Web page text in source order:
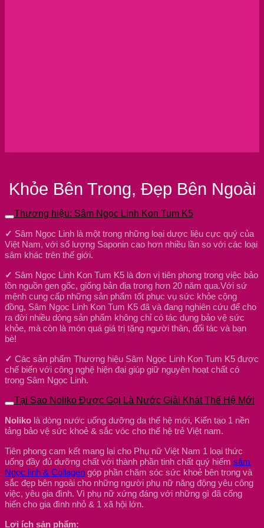
Khỏe Bên Trong, Đẹp Bên Ngoài
Thương hiệu: Sâm Ngọc Linh Kon Tum K5
✓ Sâm Ngọc Linh là một trong những loại dược liệu cực quý của
Việt Nam, với số lượng Saponin cao hơn nhiều lần so với các loại
sâm khác trên thế giới.
✓ Sâm Ngọc Linh Kon Tum K5 là đơn vị tiên phong trong việc bảo
tồn nguồn gen gốc, giống bản địa trong hơn 20 năm qua.Với sứ
mệnh cung cấp những sản phẩm tốt phục vụ sức khỏe cộng
đồng, Sâm Ngọc Linh Kon Tum K5 đã và đang nghiên cứu để cho
ra đời nhiều dòng sản phẩm không chỉ có tác dụng bảo vệ sức
khỏe, mà còn là món quá giá trị tặng người thân, đối tác và bạn
bè!
✓ Các sản phẩm Thương hiệu Sâm Ngọc Linh Kon Tum K5 được
chế biến với công nghệ hiện đại giúp giữ nguyên hoạt chất có
trong Sâm Ngọc Linh.
Tại Sao Noliko Được Gọi Là Nước Giải Khát Thế Hệ Mới
Noliko là dòng nước uống dưỡng da thế hệ mới, Kiến tạo 1 nền
tảng bảo vệ sức khoẻ & sắc vóc cho thế hệ trẻ Việt nam.
Tiên phong cam kết mang lại cho Phụ nữ Việt Nam 1 loại thức
uống đầy đủ dưỡng chất với thành phần tinh chất quý hiếm sâm
Ngọc linh & Collagen góp phần chăm sóc sức khoẻ bên trong và
sắc đẹp bên ngoài cho những người phụ nữ năng động yêu công
việc, yêu gia đình. Vì phụ nữ xứng đáng với những gì đã cống
hiến cho gia đình nhỏ & 1 xã hội lớn.
Lợi ích sản phẩm: